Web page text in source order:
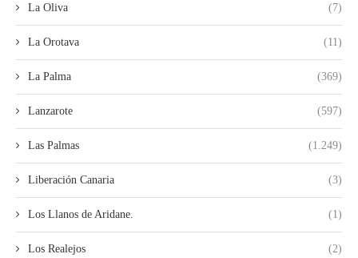
La Oliva (7)
La Orotava (11)
La Palma (369)
Lanzarote (597)
Las Palmas (1.249)
Liberación Canaria (3)
Los Llanos de Aridane. (1)
Los Realejos (2)